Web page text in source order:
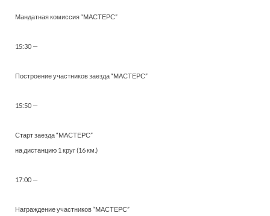
Мандатная комиссия “МАСТЕРС”
15:30 —
Построение участников заезда “МАСТЕРС”
15:50 —
Старт заезда “МАСТЕРС”
на дистанцию 1 круг (16 км.)
17:00 —
Награждение участников “МАСТЕРС”